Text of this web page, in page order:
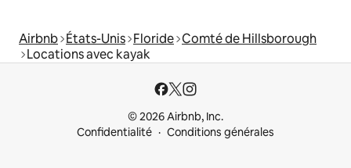
Airbnb États-Unis Floride Comté de Hillsborough
Locations avec kayak
© 2026 Airbnb, Inc.
Confidentialité
Conditions générales